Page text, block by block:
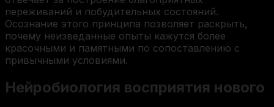
переживаний и побудительных состояний.
Осознание этого принципа позволяет раскрыть,
почему неизведанные опыты кажутся более
красочными и памятными по сопоставлению с
привычными условиями.
Нейробиология восприятия нового